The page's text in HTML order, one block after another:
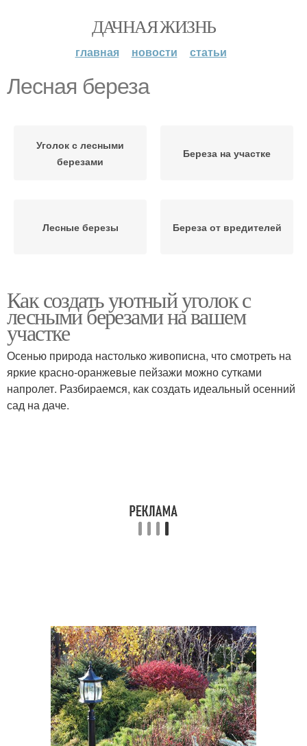
ДАЧНАЯ ЖИЗНЬ
главная новости статьи
Лесная береза
Уголок с лесными
березами
Береза на участке
Лесные березы Береза от вредителей
Как создать уютный уголок с
лесными березами на вашем
участке
Осенью природа настолько живописна, что смотреть на
яркие красно-оранжевые пейзажи можно сутками
напролет. Разбираемся, как создать идеальный осенний
сад на даче.